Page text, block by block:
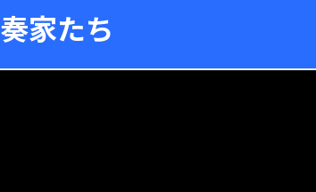
家たち